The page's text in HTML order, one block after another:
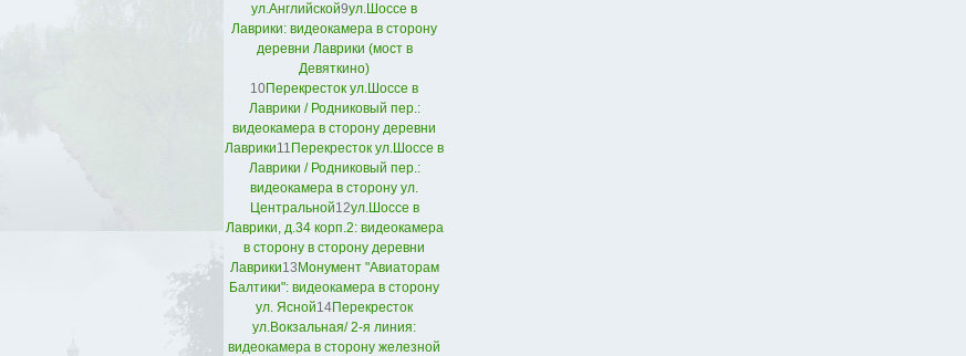
ул.Английской9ул.Шоссе в
Лаврики: видеокамера в сторону
деревни Лаврики (мост в
Девяткино)
10Перекресток ул.Шоссе в
Лаврики / Родниковый пер.:
видеокамера в сторону деревни
Лаврики11 Перекресток ул.Шоссе в
Лаврики / Родниковый пер.:
видеокамера в сторону ул.
Центральной12ул.Шоссе в
Лаврики, д.34 корп.2: видеокамера
в сторону в сторону деревни
Лаврики13 Монумент "Авиаторам
Балтики": видеокамера в сторону
ул. Ясной14Перекресток
ул.Вокзальная/ 2-я линия:
видеокамера в сторону железной